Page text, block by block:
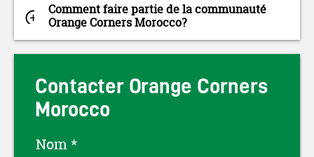
Comment faire partie de la communauté
Orange Corners Morocco?
Contacter Orange Corners
Morocco
Nom*